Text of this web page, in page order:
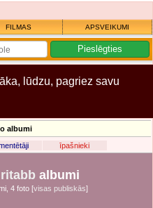
FILMAS APSVEIKUMI
lūdzu, pagriez savu
albumi
īpašnieki
albumi
, 4 foto [visas publiskās]